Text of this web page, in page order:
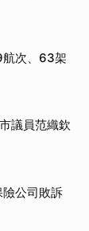
次、63架
議員范織欽
公司敗訴